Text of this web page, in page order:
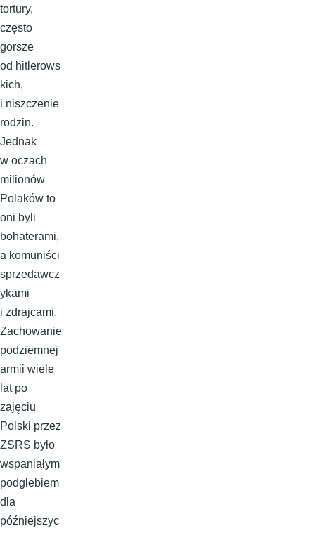
tortury,
często
gorsze
od hitlerows
kich,
i niszczenie
rodzin.
Jednak
w oczach
milionów
Polaków to
oni byli
bohaterami,
a komuniści
sprzedawcz
ykami
i zdrajcami.
Zachowanie
podziemnej
armii wiele
lat po
zajęciu
Polski przez
ZSRS było
wspaniałym
podglebiem
dla
późniejszyc